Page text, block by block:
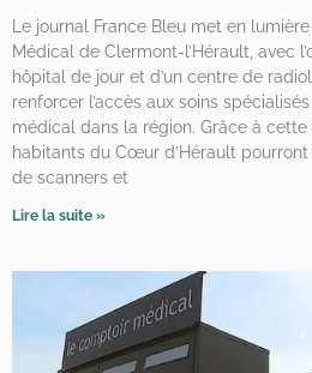
Le journal France Bleu met en
Médical de Clermont-l’Hérault, avec
hôpital de jour et d’un centre de
renforcer l’accès aux soins
médical dans la région. Grâce à
habitants du Cœur d’Hérault pourront
de scanners et
Lire la suite »